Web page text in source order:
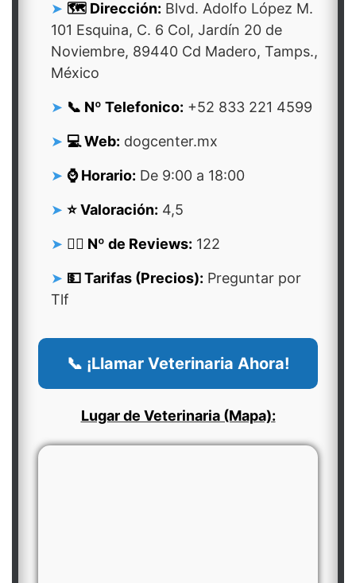
🗺️ Dirección: Blvd. Adolfo López M.
101 Esquina, C. 6 Col, Jardín 20 de
Noviembre, 89440 Cd Madero, Tamps.,
México
📞 Nº Telefonico: +52 833 221 4599
💻 Web: dogcenter.mx
⌚ Horario: De 9:00 a 18:00
⭐ Valoración: 4,5
👍🏻 Nº de Reviews: 122
💵 Tarifas (Precios): Preguntar por
Tlf
📞 ¡Llamar Veterinaria Ahora!
Lugar de Veterinaria (Mapa):